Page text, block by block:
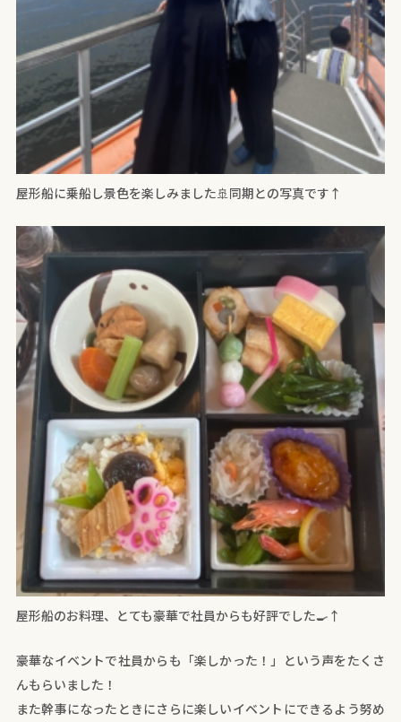
屋形船に乗船し景色を楽しみました🚢同期との写真です↑
屋形船のお料理、とても豪華で社員からも好評でした🍳↑
豪華なイベントで社員からも「楽しかった！」という声をたくさ
んもらいました！
また幹事になったときにさらに楽しいイベントにできるよう努め